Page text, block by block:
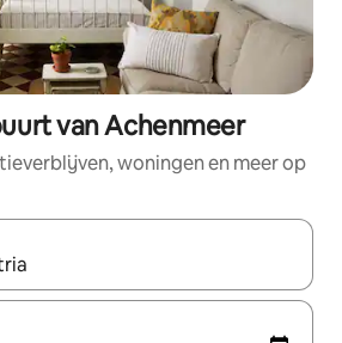
van Achenmeer
woningen en meer op
beschikbaar zijn, maak je een keuze